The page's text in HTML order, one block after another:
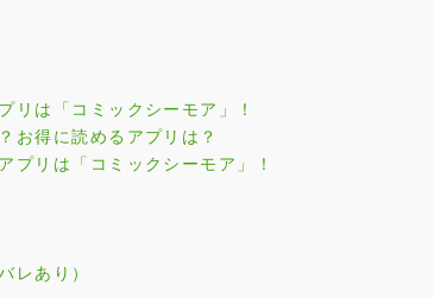
リは「コミックシーモア」！
お得に読めるアプリは？
プリは「コミックシーモア」！
レあり）